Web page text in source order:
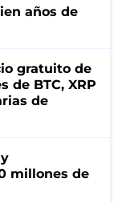
años de
gratuito de
de BTC, XRP
de
millones de